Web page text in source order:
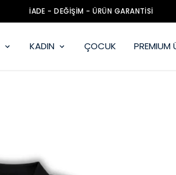
İADE - DEĞİŞİM - ÜRÜN GARANTİSİ
KADIN ÇOCUK PREMIUM